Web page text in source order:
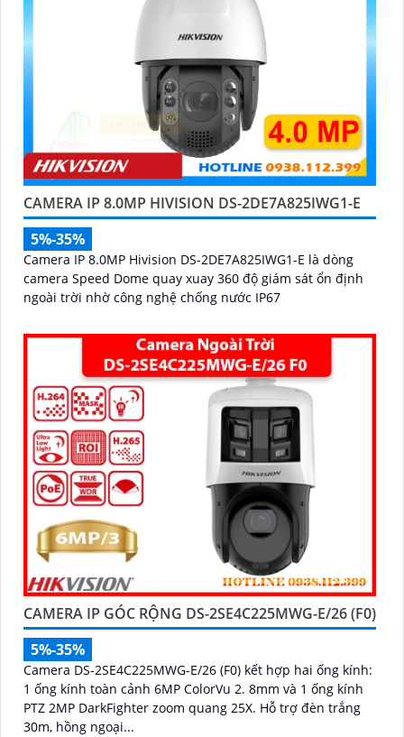
CAMERA IP 8.0MP HIVISION DS-2DE7A825IWG1-E
5%-35%
Camera IP 8.0MP Hivision DS-2DE7A825IWG1-E là dòng
camera Speed Dome quay xuay 360 độ giám sát ổn định
ngoài trời nhờ công nghệ chống nước IP67
CAMERA IP GÓC RỘNG DS-2SE4C225MWG-E/26 (F0)
5%-35%
Camera DS-2SE4C225MWG-E/26 (F0) kết hợp hai ống kính:
1 ống kính toàn cảnh 6MP ColorVu 2. 8mm và 1 ống kính
PTZ 2MP DarkFighter zoom quang 25X. Hỗ trợ đèn trắng
30m, hồng ngoại...